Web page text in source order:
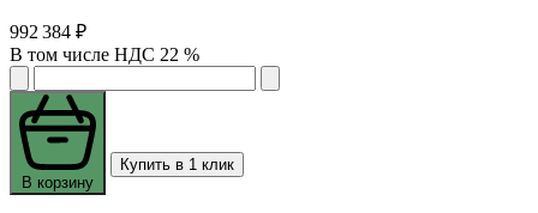
992 384 ₽
В том числе НДС 22 %
В корзину
Купить в 1 клик